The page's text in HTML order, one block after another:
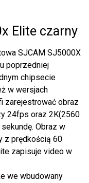
Elite czarny
SJCAM SJ5000X
poprzedniej
chipsecie
w wersjach
zarejestrować obraz
24fps oraz 2K(2560
Obraz w
z prędkością 60
zapisuje video w
we wbudowany